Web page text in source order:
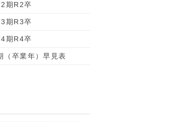
期R2卒
期R3卒
期R4卒
（卒業年）早見表